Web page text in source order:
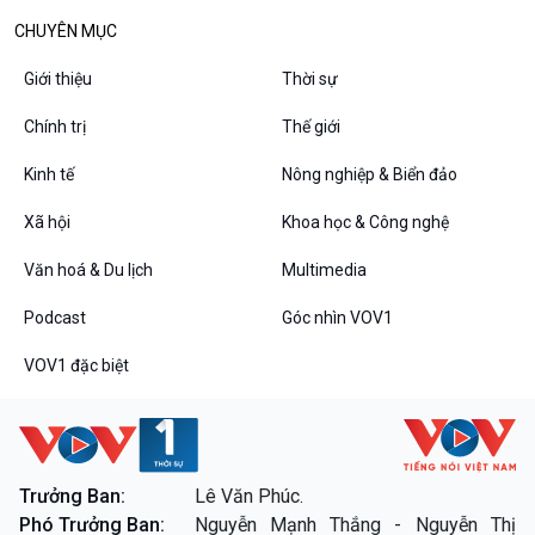
Podcast
Góc nhìn VOV1
Bình luận
Câu chuyện thời sự
Đối thoại
Diễn đàn chủ nhật
VOV1 đặc biệt
Thanh âm ký sự
Chân dung cuộc sống
CHUYÊN MỤC
Giới thiệu Thời sự
Chính trị Thế giới
Kinh tế Nông nghiệp & Biển đảo
Xã hội Khoa học & Công nghệ
Văn hoá & Du lịch Multimedia
Podcast Góc nhìn VOV1
VOV1 đặc biệt
Trưởng Ban:
Lê Văn Phúc.
Phó Trưởng Ban:
Nguyễn Mạnh Thắng - Nguyễn Thị